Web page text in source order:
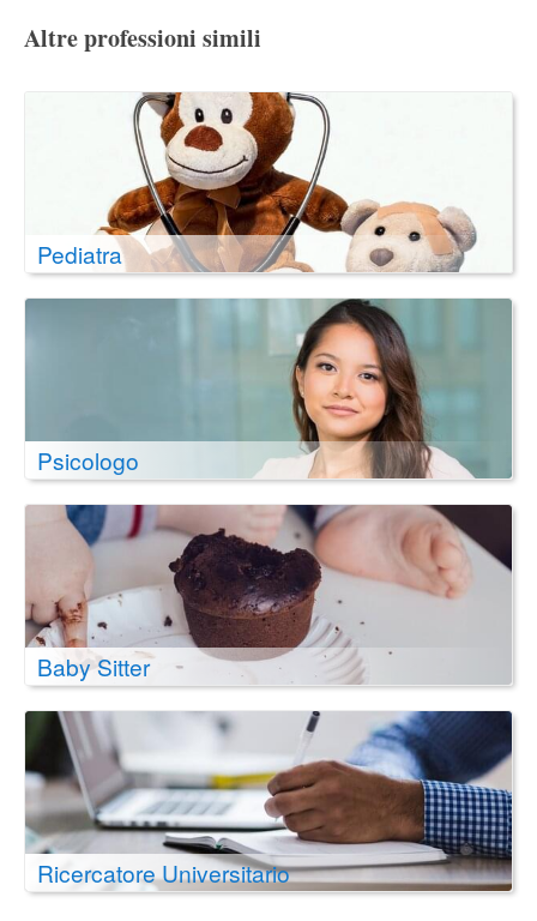
Altre professioni simili
Pediatra
Psicologo
Baby Sitter
Ricercatore Universitario